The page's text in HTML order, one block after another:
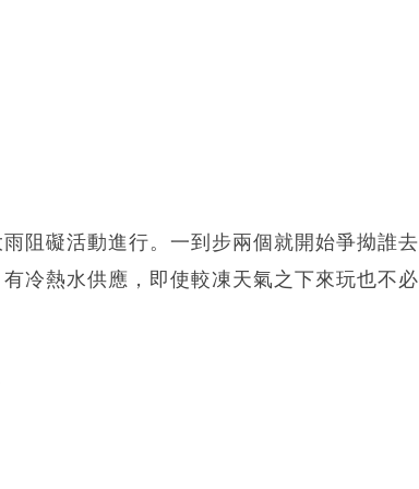
阻礙活動進行。一到步兩個就開始爭拗誰去
冷熱水供應，即使較凍天氣之下來玩也不必